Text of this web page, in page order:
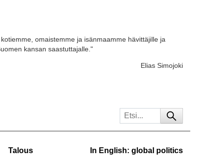
omaistemme ja isänmaamme hävittäjille ja
kansan saastuttajalle."
Elias Simojoki
Talous In English: global politics